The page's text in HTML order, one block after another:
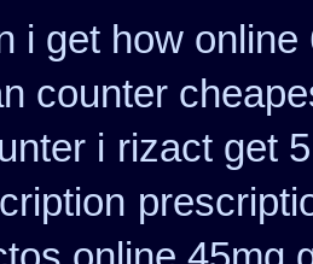
i get how online
counter
i rizact get